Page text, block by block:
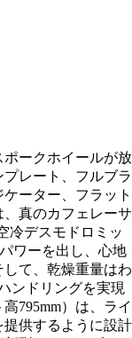
ークホイールが放
レート、フルブラ
ーター、フラット
真のカフェレーサ
冷デスモドロミッ
ワーを出し、心地
て、乾燥重量はわ
ンドリングを実現
795mm）は、ライ
供するように設計